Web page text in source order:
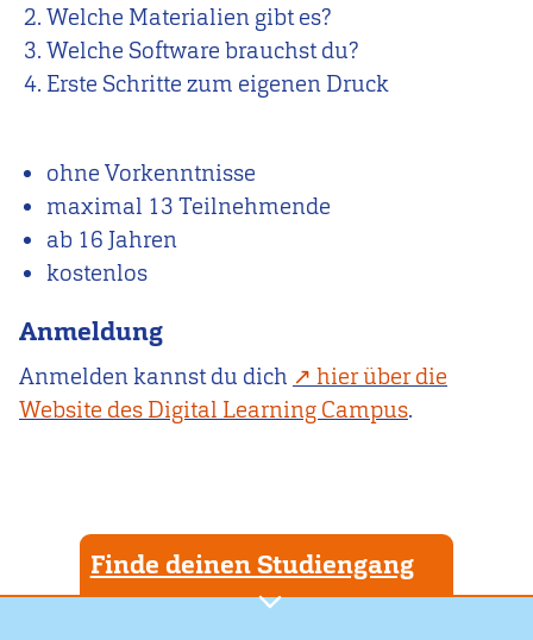
Welche Materialien gibt es?
Welche Software brauchst du?
Erste Schritte zum eigenen Druck
ohne Vorkenntnisse
maximal 13 Teilnehmende
ab 16 Jahren
kostenlos
Anmeldung
Anmelden kannst du dich
hier über die
Website des Digital Learning Campus.
Finde deinen Studiengang